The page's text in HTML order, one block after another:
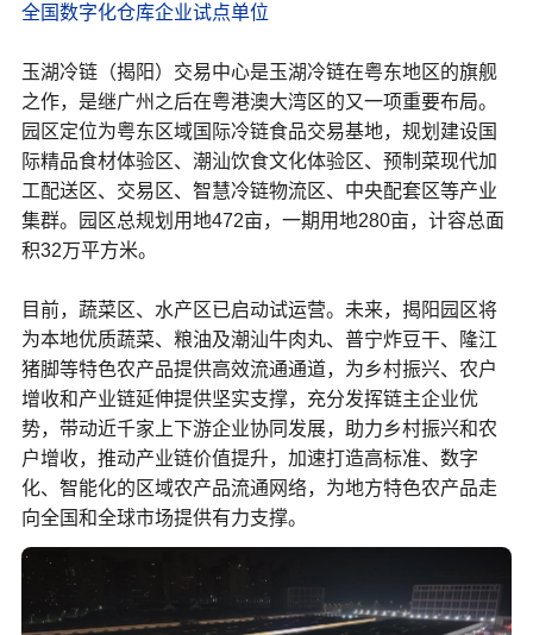
全国数字化仓库企业试点单位
玉湖冷链（揭阳）交易中心是玉湖冷链在粤东地区的旗舰
之作，是继广州之后在粤港澳大湾区的又一项重要布局。
园区定位为粤东区域国际冷链食品交易基地，规划建设国
际精品食材体验区、潮汕饮食文化体验区、预制菜现代加
工配送区、交易区、智慧冷链物流区、中央配套区等产业
集群。园区总规划用地472亩，一期用地280亩，计容总面
积32万平方米。
目前，蔬菜区、水产区已启动试运营。未来，揭阳园区将
为本地优质蔬菜、粮油及潮汕牛肉丸、普宁炸豆干、隆江
猪脚等特色农产品提供高效流通通道，为乡村振兴、农户
增收和产业链延伸提供坚实支撑，充分发挥链主企业优
势，带动近千家上下游企业协同发展，助力乡村振兴和农
户增收，推动产业链价值提升，加速打造高标准、数字
化、智能化的区域农产品流通网络，为地方特色农产品走
向全国和全球市场提供有力支撑。